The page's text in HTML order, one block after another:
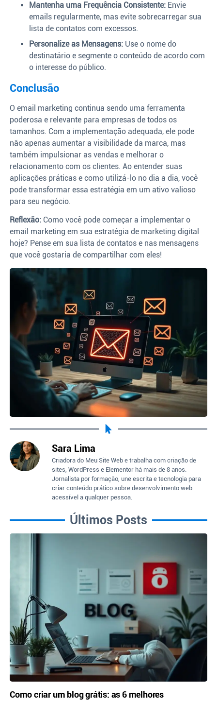
Mantenha uma Frequência Consistente: Envie
emails regularmente, mas evite sobrecarregar sua
lista de contatos com excessos.
Personalize as Mensagens: Use o nome do
destinatário e segmente o conteúdo de acordo com
o interesse do público.
Conclusão
O email marketing continua sendo uma ferramenta
poderosa e relevante para empresas de todos os
tamanhos. Com a implementação adequada, ele pode
não apenas aumentar a visibilidade da marca, mas
também impulsionar as vendas e melhorar o
relacionamento com os clientes. Ao entender suas
aplicações práticas e como utilizá-lo no dia a dia, você
pode transformar essa estratégia em um ativo valioso
para seu negócio.
Reflexão: Como você pode começar a implementar o
email marketing em sua estratégia de marketing digital
hoje? Pense em sua lista de contatos e nas mensagens
que você gostaria de compartilhar com eles!
Sara Lima
Criadora do Meu Site Web e trabalha com criação de
sites, WordPress e Elementor há mais de 8 anos.
Jornalista por formação, une escrita e tecnologia para
criar conteúdo prático sobre desenvolvimento web
acessível a qualquer pessoa.
Últimos Posts
Como criar um blog grátis: as 6 melhores